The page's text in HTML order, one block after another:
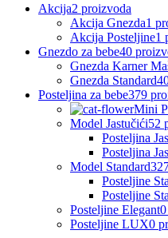
Akcija2 proizvoda
Akcija Gnezda1
Akcija Posteljine1
Gnezdo za bebe40
Gnezda Karner
Gnezda Standard
Posteljina za bebe379
Mini
Model Jastučići52
Posteljina
Posteljina
Model Standard
Posteljine
Posteljine
Posteljine Elegant
Posteljine LUX0